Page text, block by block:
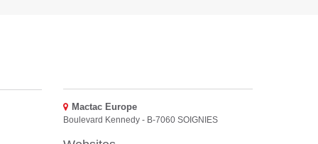
Mactac Europe
Boulevard Kennedy - B-7060 SOIGNIES